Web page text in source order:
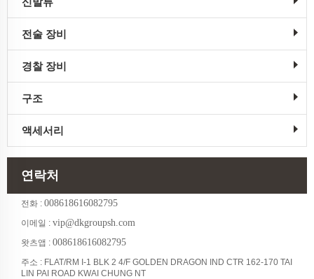
전술 장비
경찰 장비
구조
액세서리
연락처
전화 : 008618616082795
이메일 : vip@dkgroupsh.com
왓츠앱 : 008618616082795
주소 : FLAT/RM I-1 BLK 2 4/F GOLDEN DRAGON IND CTR 162-170 TAI
LIN PAI ROAD KWAI CHUNG NT